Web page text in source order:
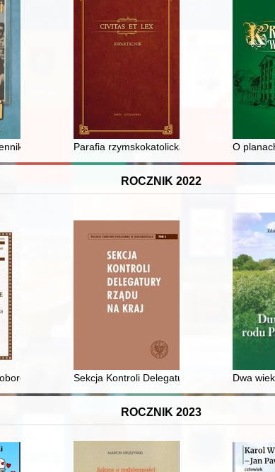
archeologiczne akcesoriów do palenia tytoniu w
"Prometeja"Parafia rzymskokatolicka św. Józefa w
O
ROCZNIK 2022
i ochotników Powiatowej Komendy Uzupełnień w
Sekcja Kontroli Delegatury Rządu na Kraj
Dwa
ROCZNIK 2023